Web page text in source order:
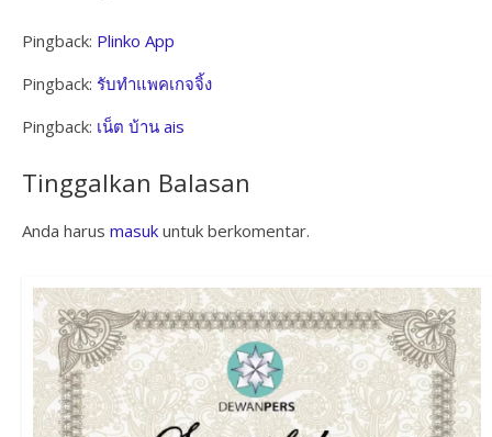
Pingback: Plinko App
Pingback: รับทำแพคเกจจิ้ง
Pingback: เน็ต บ้าน ais
Tinggalkan Balasan
Anda harus masukuntuk berkomentar.